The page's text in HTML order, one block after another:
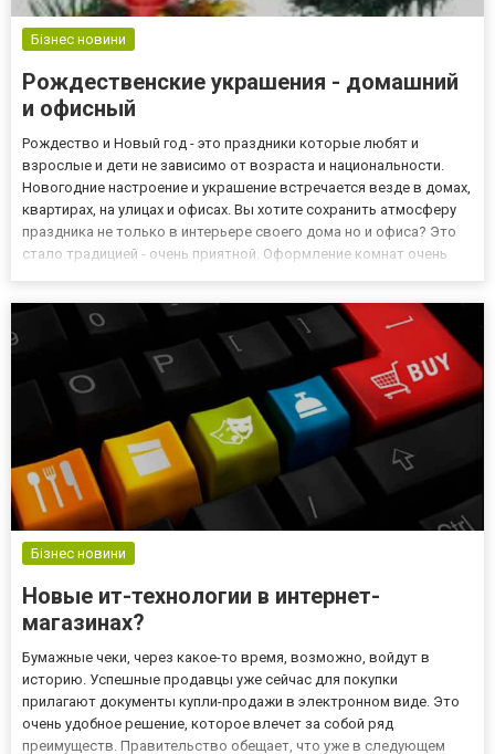
Бізнес новини
Рождественские украшения - домашний
и офисный
Рождество и Новый год - это праздники которые любят и
взрослые и дети не зависимо от возраста и национальности.
Новогодние настроение и украшение встречается везде в домах,
квартирах, на улицах и офисах. Вы хотите сохранить атмосферу
праздника не только в интерьере своего дома но и офиса? Это
стало традицией - очень приятной. Оформление комнат очень
Бізнес новини
Новые ит-технологии в интернет-
магазинах?
Бумажные чеки, через какое-то время, возможно, войдут в
историю. Успешные продавцы уже сейчас для покупки
прилагают документы купли-продажи в электронном виде. Это
очень удобное решение, которое влечет за собой ряд
преимуществ. Правительство обещает, что уже в следующем